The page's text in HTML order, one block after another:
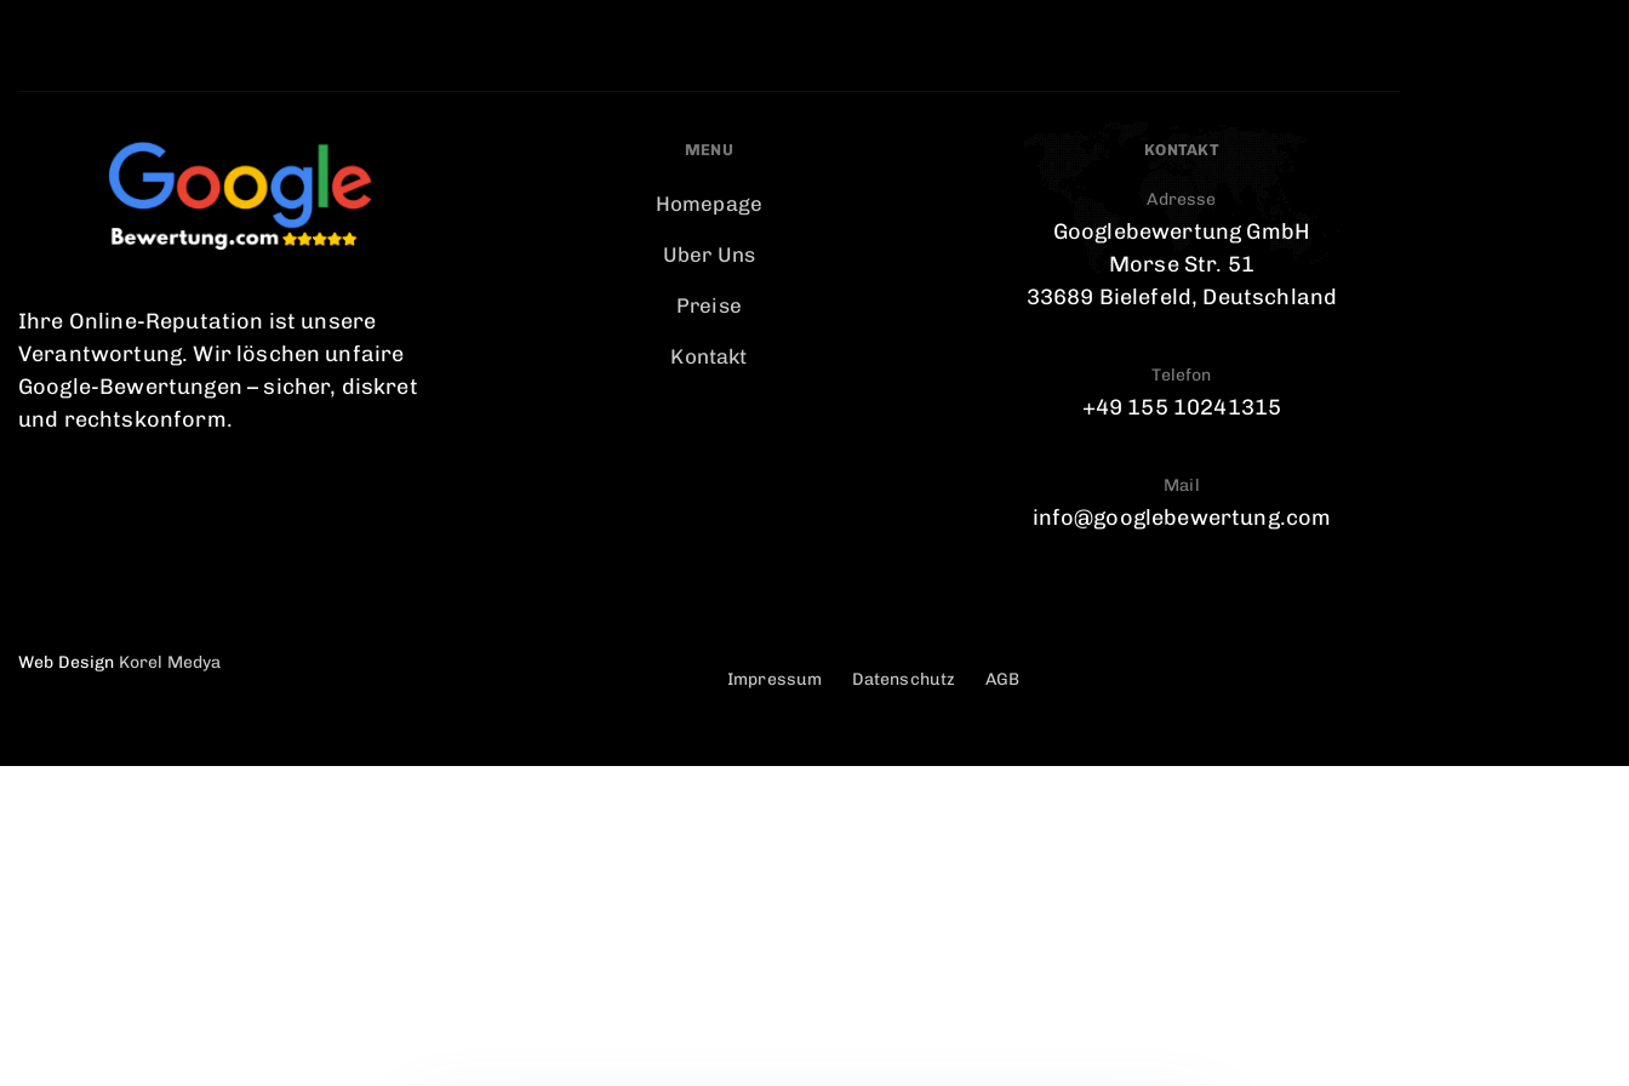
Ihre Online-Reputation ist unsere
Verantwortung. Wir löschen unfaire
Google-Bewertungen – sicher, diskret
und rechtskonform.
MENU
Homepage
Uber Uns
Preise
Kontakt
KONTAKT
Adresse
Googlebewertung GmbH
Morse Str. 51
33689 Bielefeld, Deutschland
Telefon
+49 155 10241315
Mail
info@googlebewertung.com
Web Design Korel Medya
Impressum Datenschutz AGB